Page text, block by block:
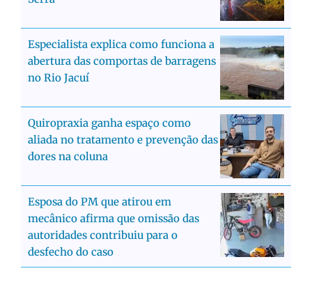
Especialista explica como funciona a
abertura das comportas de barragens
no Rio Jacuí
Quiropraxia ganha espaço como
aliada no tratamento e prevenção das
dores na coluna
Esposa do PM que atirou em
mecânico afirma que omissão das
autoridades contribuiu para o
desfecho do caso